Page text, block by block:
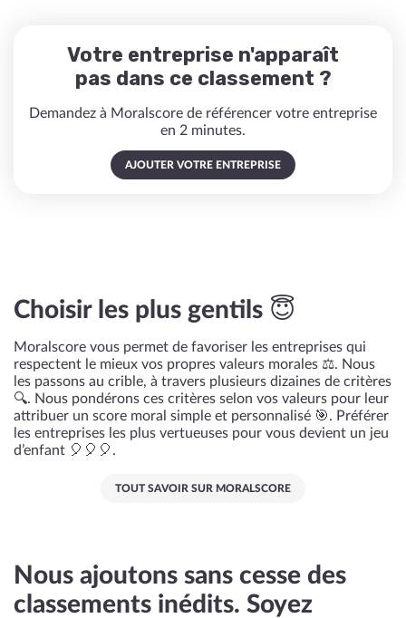
Votre entreprise n'apparaît
pas dans ce classement ?
Demandez à Moralscore de référencer votre entreprise
en 2 minutes.
AJOUTER VOTRE ENTREPRISE
Choisir les plus gentils 😇
Moralscore vous permet de favoriser les entreprises qui
respectent le mieux vos propres valeurs morales ⚖️. Nous
les passons au crible, à travers plusieurs dizaines de critères
🔍. Nous pondérons ces critères selon vos valeurs pour leur
attribuer un score moral simple et personnalisé 🎯. Préférer
les entreprises les plus vertueuses pour vous devient un jeu
d’enfant 🎈🎈🎈.
TOUT SAVOIR SUR MORALSCORE
Nous ajoutons sans cesse des
classements inédits. Soyez